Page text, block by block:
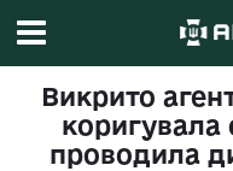
Викрито
коригувала
проводила